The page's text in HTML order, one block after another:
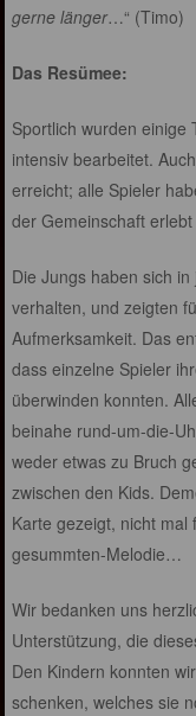
gerne länger…“ (Timo)
Das Resümee:
Sportlich wurden einige
intensiv bearbeitet.
erreicht; alle Spieler
der Gemeinschaft
Die Jungs haben sich
verhalten, und zeigten
Aufmerksamkeit. Das
dass einzelne Spieler
überwinden konnten.
beinahe rund-um-die-
weder etwas zu Bruch
zwischen den Kids.
Karte gezeigt, nicht
gesummten-Melodie…
Wir bedanken uns
Unterstützung, die
Den Kindern konnten
schenken, welches sie